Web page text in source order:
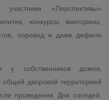
«Перспективы»
конкурсы, викторины,
хоровод и даже дефиле
у собственников домов,
общей дворовой территорией
проведения Дня соседей.